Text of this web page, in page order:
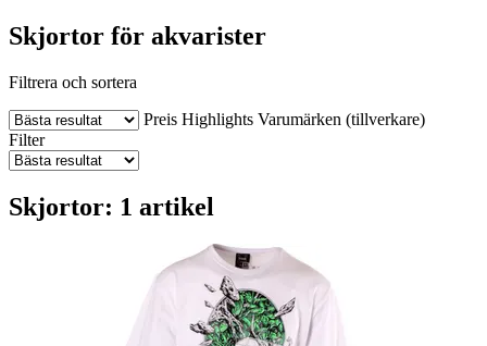
Skjortor för akvarister
Filtrera och sortera
Preis Highlights Varumärken (tillverkare)
Filter
Skjortor: 1 artikel